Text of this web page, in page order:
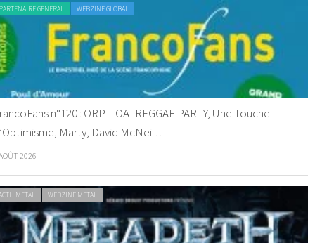
GENERAL WEBZINE GLOBAL
n°120 : ORP – OAI REGGAE PARTY, Une Touche
Marty, David McNeil…
2026
METAL WEBZINE METAL